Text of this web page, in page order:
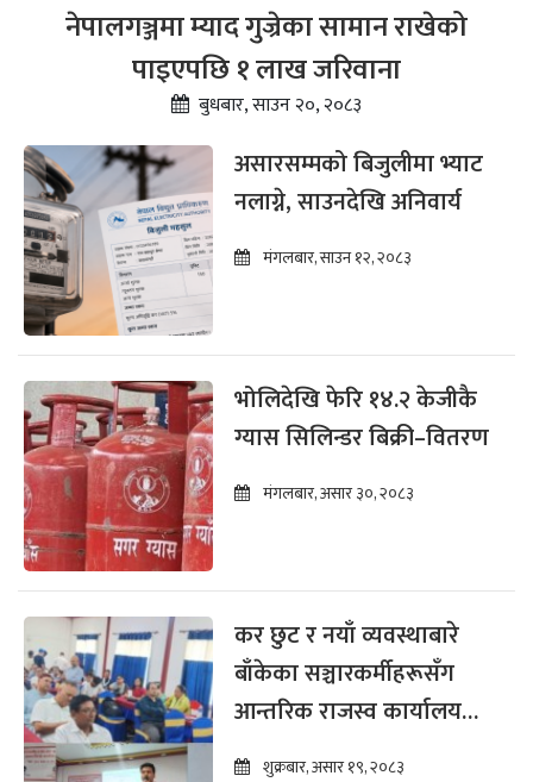
नेपालगञ्जमा म्याद गुज्रेका सामान राखेको
पाइएपछि १ लाख जरिवाना
बुधबार, साउन २०, २०८३
असारसम्मको बिजुलीमा भ्याट
नलाग्ने, साउनदेखि अनिवार्य
मंगलबार, साउन १२, २०८३
भोलिदेखि फेरि १४.२ केजीकै
ग्यास सिलिन्डर बिक्री–वितरण
मंगलबार, असार ३०, २०८३
कर छुट र नयाँ व्यवस्थाबारे
बाँकेका सञ्चारकर्मीहरूसँग
आन्तरिक राजस्व कार्यालयको
अन्तरक्रिया
शुक्रबार, असार १९, २०८३